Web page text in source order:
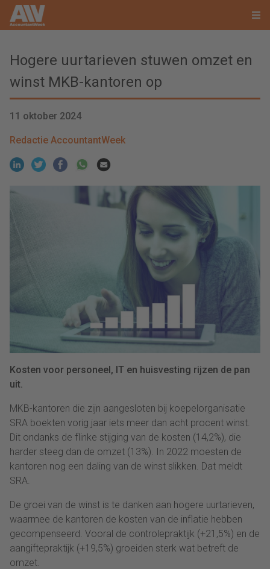
Hogere uurtarieven stuwen omzet en
winst MKB-kantoren op
11 oktober 2024
Redactie AccountantWeek
Kosten voor personeel, IT en huisvesting rijzen de pan
uit.
MKB-kantoren die zijn aangesloten bij koepelorganisatie
SRA boekten vorig jaar iets meer dan acht procent winst.
Dit ondanks de flinke stijging van de kosten (14,2%), die
harder steeg dan de omzet (13%). In 2022 moesten de
kantoren nog een daling van de winst slikken. Dat meldt
SRA.
De groei van de winst is te danken aan hogere uurtarieven,
waarmee de kantoren de kosten van de inflatie hebben
gecompenseerd. Vooral de controlepraktijk (+21,5%) en de
aangiftepraktijk (+19,5%) groeiden sterk wat betreft de
omzet.